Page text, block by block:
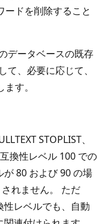
ードを削除すること
データベースの既存
、必要に応じて、
す。
STOPLIST、
換性レベル 100 での
80 および 90 の場
れません。 ただ
性レベルでも、自動